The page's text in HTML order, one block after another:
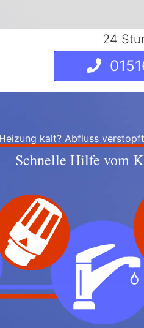
24
Heizung kalt? Abfluss
Schnelle Hilfe vom